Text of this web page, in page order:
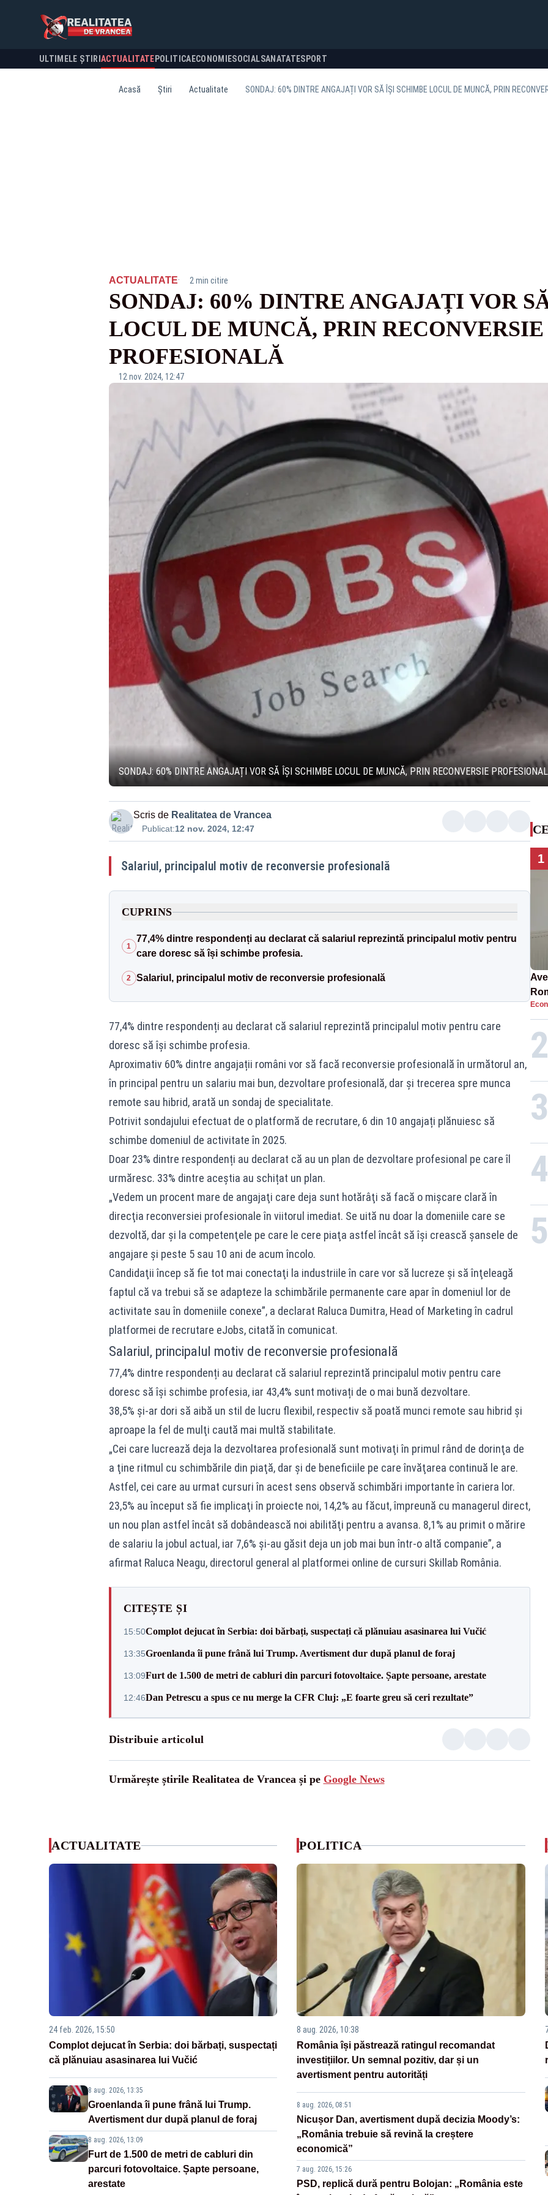
ULTIMELE ȘTIRI ACTUALITATE POLITICA ECONOMIESOCIALSANATATESPORT
Acasă Știri Actualitate SONDAJ: 60% DINTRE ANGAJAȚI VOR SĂ ÎȘI SCHIMBE LOCUL DE MUNCĂ, PRIN
ACTUALITATE· 2 min citire
SONDAJ: 60% DINTRE ANGAJAȚI VOR
LOCUL DE MUNCĂ, PRIN RECONVERSIE
PROFESIONALĂ
12 nov. 2024, 12:47
SONDAJ: 60% DINTRE ANGAJAȚI VOR SĂ ÎȘI SCHIMBE LOCUL DE MUNCĂ, PRIN RECONVERSIE
Scris de Realitatea de Vrancea
Publicat:12 nov. 2024, 12:47
Salariul, principalul motiv de reconversie profesională
CUPRINS
1
77,4% dintre respondenți au declarat că salariul reprezintă principalul motiv pentru
care doresc să își schimbe profesia.
2 Salariul, principalul motiv de reconversie profesională
77,4% dintre respondenți au declarat că salariul reprezintă principalul motiv pentru care
doresc să își schimbe profesia.
Aproximativ 60% dintre angajații români vor să facă reconversie profesională în următorul an,
în principal pentru un salariu mai bun, dezvoltare profesională, dar și trecerea spre munca
remote sau hibrid, arată un sondaj de specialitate.
Potrivit sondajului efectuat de o platformă de recrutare, 6 din 10 angajați plănuiesc să
schimbe domeniul de activitate în 2025.
Doar 23% dintre respondenți au declarat că au un plan de dezvoltare profesional pe care îl
urmăresc. 33% dintre aceștia au schițat un plan.
„Vedem un procent mare de angajaţi care deja sunt hotărâţi să facă o mişcare clară în
direcţia reconversiei profesionale în viitorul imediat. Se uită nu doar la domeniile care se
dezvoltă, dar şi la competenţele pe care le cere piaţa astfel încât să îşi crească şansele de
angajare şi peste 5 sau 10 ani de acum încolo.
Candidaţii încep să fie tot mai conectaţi la industriile în care vor să lucreze şi să înţeleagă
faptul că va trebui să se adapteze la schimbările permanente care apar în domeniul lor de
activitate sau în domeniile conexe”, a declarat Raluca Dumitra, Head of Marketing în cadrul
platformei de recrutare eJobs, citată în comunicat.
Salariul, principalul motiv de reconversie profesională
77,4% dintre respondenți au declarat că salariul reprezintă principalul motiv pentru care
doresc să își schimbe profesia, iar 43,4% sunt motivați de o mai bună dezvoltare.
38,5% şi-ar dori să aibă un stil de lucru flexibil, respectiv să poată munci remote sau hibrid şi
aproape la fel de mulţi caută mai multă stabilitate.
„Cei care lucrează deja la dezvoltarea profesională sunt motivaţi în primul rând de dorinţa de
a ţine ritmul cu schimbările din piaţă, dar şi de beneficiile pe care învăţarea continuă le are.
Astfel, cei care au urmat cursuri în acest sens observă schimbări importante în cariera lor.
23,5% au început să fie implicaţi în proiecte noi, 14,2% au făcut, împreună cu managerul direct,
un nou plan astfel încât să dobândească noi abilităţi pentru a avansa. 8,1% au primit o mărire
de salariu la jobul actual, iar 7,6% şi-au găsit deja un job mai bun într-o altă companie”, a
afirmat Raluca Neagu, directorul general al platformei online de cursuri Skillab România.
CITEȘTE ȘI
15:50Complot dejucat în Serbia: doi bărbați, suspectați că plănuiau asasinarea lui Vučić
13:35Groenlanda îi pune frână lui Trump. Avertisment dur după planul de foraj
13:09Furt de 1.500 de metri de cabluri din parcuri fotovoltaice. Șapte persoane, arestate
12:46Dan Petrescu a spus ce nu merge la CFR Cluj: „E foarte greu să ceri rezultate”
Distribuie articolul
Urmărește știrile Realitatea de Vrancea și pe Google News
1
să
în
2
3
4
5
ACTUALITATE
24 feb. 2026, 15:50
Complot dejucat în Serbia: doi bărbați, suspectați
că plănuiau asasinarea lui Vučić
8 aug. 2026, 13:35
Groenlanda îi pune frână lui Trump.
Avertisment dur după planul de foraj
8 aug. 2026, 13:09
Furt de 1.500 de metri de cabluri din
parcuri fotovoltaice. Șapte persoane,
arestate
POLITICA
8 aug. 2026, 10:38
România își păstrează ratingul recomandat
investițiilor. Un semnal pozitiv, dar și un
avertisment pentru autorități
8 aug. 2026, 08:51
Nicușor Dan, avertisment după decizia Moody’s:
„România trebuie să revină la creștere
economică”
7 aug. 2026, 15:26
PSD, replică dură pentru Bolojan: „România este